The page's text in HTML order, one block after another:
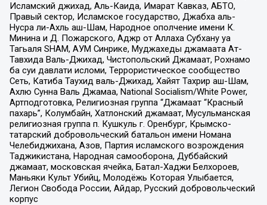
Исламский джихад, Аль-Каида, Имарат Кавказ, АБТО,
Правый сектор, Исламское государство, Джабха аль-
Нусра ли-Ахль аш-Шам, Народное ополчение имени К.
Минина и Д. Пожарского, Аджр от Аллаха Субхану уа
Тагьаля SHAM, АУМ Синрике, Муджахеды джамаата Ат-
Тавхида Валь-Джихад, Чистопольский Джамаат, Рохнамо
ба суи давлати исломи, Террористическое сообщество
Сеть, Катиба Таухид валь-Джихад, Хайят Тахрир аш-Шам,
Ахлю Сунна Валь Джамаа, National Socialism/White Power,
Артподготовка, Религиозная группа “Джамаат “Красный
пахарь”, Колумбайн, Хатлонский джамаат, Мусульманская
религиозная группа п. Кушкуль г. Оренбург, Крымско-
татарский добровольческий батальон имени Номана
Челебиджихана, Азов, Партия исламского возрождения
Таджикистана, Народная самооборона, Дуббайский
джамаат, московская ячейка, Батал-Хаджи Белхороев,
Маньяки Культ Убийц, Молодёжь Которая Улыбается,
Легион Свобода России, Айдар, Русский добровольческий
корпус